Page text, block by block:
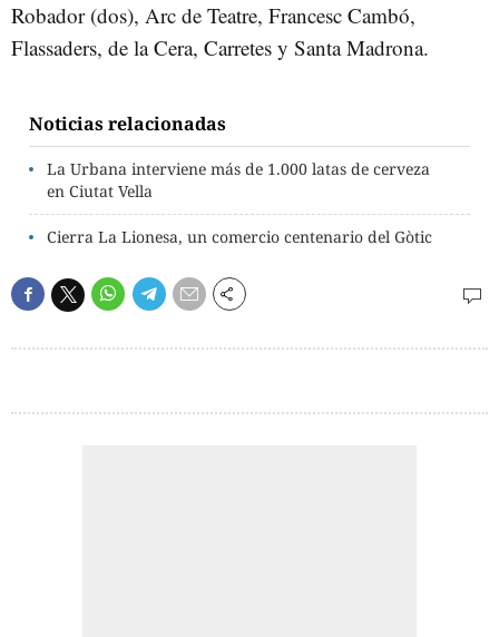
Robador (dos), Arc de Teatre, Francesc Cambó,
Flassaders, de la Cera, Carretes y Santa Madrona.
Noticias relacionadas
La Urbana interviene más de 1.000 latas de cerveza
en Ciutat Vella
Cierra La Lionesa, un comercio centenario del Gòtic